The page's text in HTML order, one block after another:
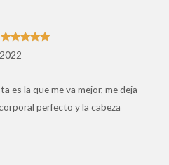
Valorado
con5
es la que me va mejor, me deja
perfecto y la cabeza